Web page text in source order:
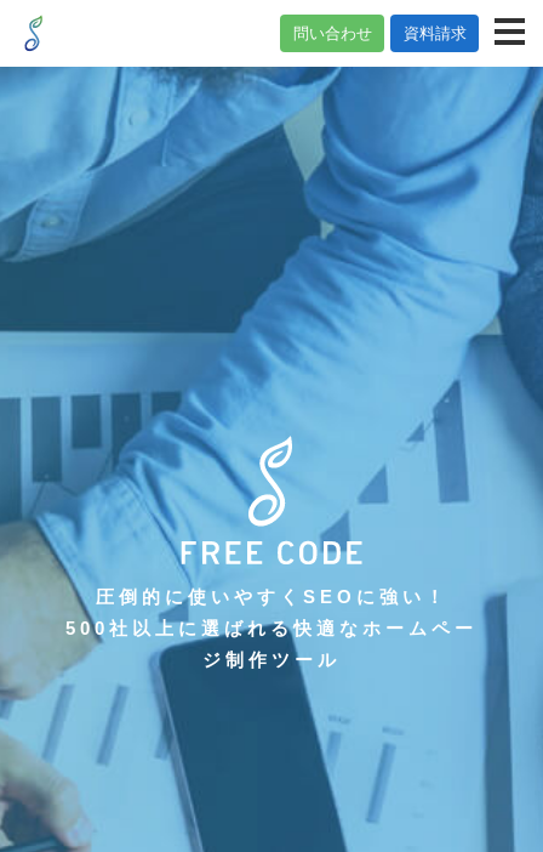
問い合わせ 資料請求
トップ
CMSの特徴・機能
CMSの製品比較表
CMSの製品比較表
WordPress｜ワードプレスとのCMS比較表
焼津水産化学工業様の事例
伊藤鐵工所様の事例
福工房様の事例
静興茶業様の事例
CMS導入実績一覧
フリーコードガジェット一覧
ラインナップ
圧倒的に使いやすくSEOに強い！
500社以上に選ばれる快適なホームペー
ジ制作ツール